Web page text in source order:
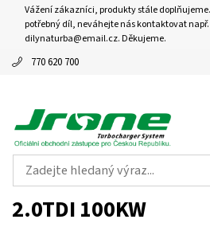
Vážení zákazníci, produkty stále
potřebný díl, neváhejte nás kontaktovat
dilynaturba@email.cz. Děkujeme.
770 620 700
2.0TDI 100KW